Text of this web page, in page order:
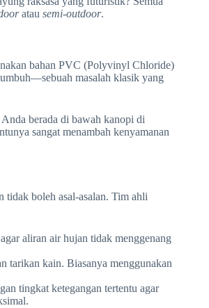
atau semi-outdoor.
bahan PVC (Polyvinyl Chloride)
masalah klasik yang
berada di bawah kanopi di
sangat menambah kenyamanan
tidak boleh asal-asalan. Tim ahli
aliran air hujan tidak menggenang
tarikan kain. Biasanya menggunakan
tingkat ketegangan tertentu agar